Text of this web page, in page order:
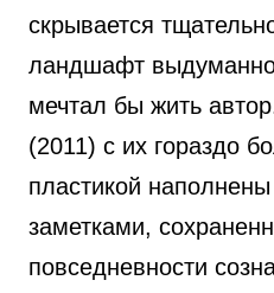
скрывается
ландшафт
мечтал бы жить
(2011) с их гораздо
пластикой
заметками,
повседневности